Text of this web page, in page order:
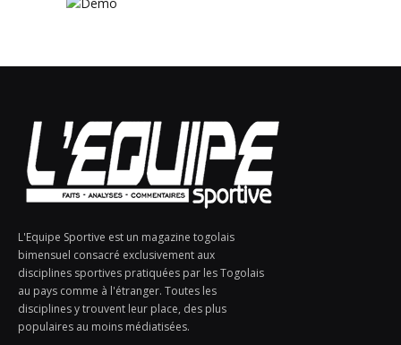
L'Equipe Sportive est un magazine togolais
bimensuel consacré exclusivement aux
disciplines sportives pratiquées par les Togolais
au pays comme à l'étranger. Toutes les
disciplines y trouvent leur place, des plus
populaires au moins médiatisées.